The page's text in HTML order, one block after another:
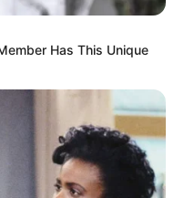
Has This Unique